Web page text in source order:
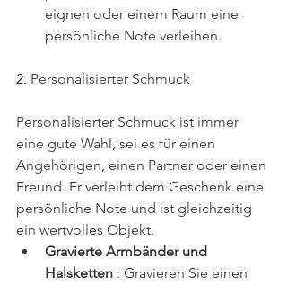
eignen oder einem Raum eine
persönliche Note verleihen.
2. Personalisierter Schmuck
Personalisierter Schmuck ist immer
eine gute Wahl, sei es für einen
Angehörigen, einen Partner oder einen
Freund. Er verleiht dem Geschenk eine
persönliche Note und ist gleichzeitig
ein wertvolles Objekt.
Gravierte Armbänder und
Halsketten : Gravieren Sie einen